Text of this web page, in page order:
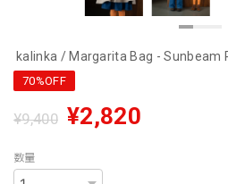
kalinka / Margarita Bag - Sunbeam
70%OFF
¥9,400 ¥2,820
数量